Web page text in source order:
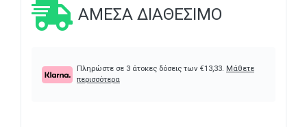
ΆΜΕΣΑ ΔΙΑΘΈΣΙΜΟ
Πληρώστε σε 3 άτοκες δόσεις των €13,33. Μάθετε
περισσότερα